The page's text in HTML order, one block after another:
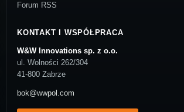
Forum RSS
KONTAKT I WSPÓŁPRACA
W&W Innovations sp. z o.o.
ul. Wolności 262/304
41-800 Zabrze
bok@wwpol.com